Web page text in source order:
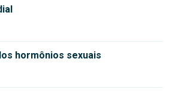
hormônios sexuais